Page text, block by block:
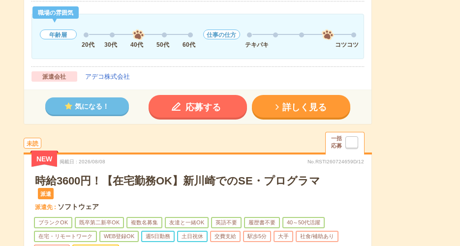
職場の雰囲気
年齢層
20代
30代 40代 50代 60代
仕事の仕方
テキパキ
コツコツ
派遣会社 アデコ株式会社
気になる！ 応募する 詳しく見る
未読
一括
応募
NEW 掲載日 2026/08/08 No.RSTI260724659D/12
時給3600円！【在宅勤務OK】新川崎でのSE・プログラマ
派遣
派遣先 ソフトウェア
ブランクOK 既卒第二新卒OK 複数名募集 友達と一緒OK 英語不要 履歴書不要 40～50代活躍
在宅・リモートワーク WEB登録OK 週5日勤務 土日祝休 交費支給 駅歩5分 大手 社食/補助あり